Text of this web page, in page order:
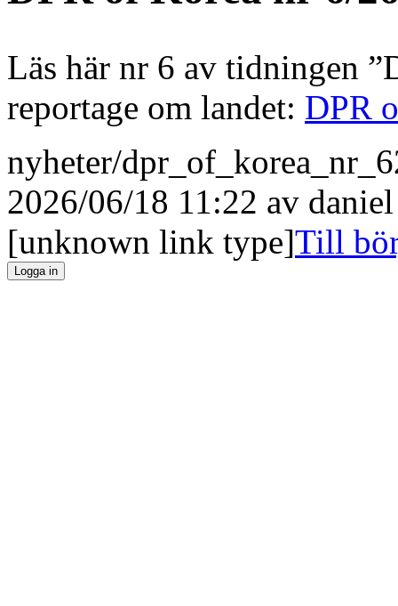
Läs här nr 6 av tidningen
reportage om landet: DPR
nyheter/
2026/06/18 11:22 av daniel
[unknown link type]Till
Logga in